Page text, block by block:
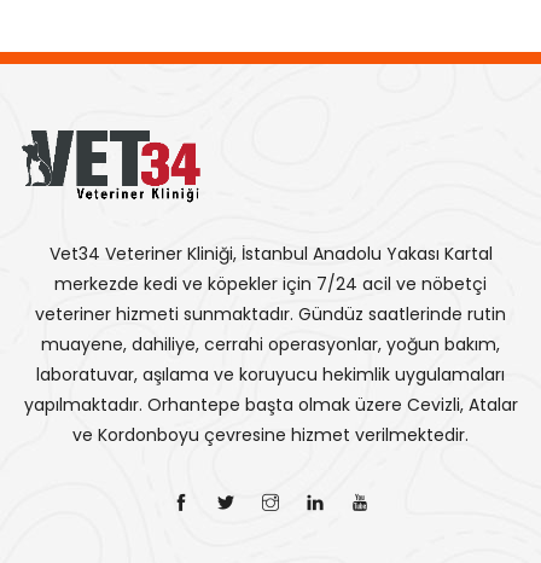
Vet34 Veteriner Kliniği, İstanbul Anadolu Yakası Kartal
merkezde kedi ve köpekler için 7/24 acil ve nöbetçi
veteriner hizmeti sunmaktadır. Gündüz saatlerinde rutin
muayene, dahiliye, cerrahi operasyonlar, yoğun bakım,
laboratuvar, aşılama ve koruyucu hekimlik uygulamaları
yapılmaktadır. Orhantepe başta olmak üzere Cevizli, Atalar
ve Kordonboyu çevresine hizmet verilmektedir.